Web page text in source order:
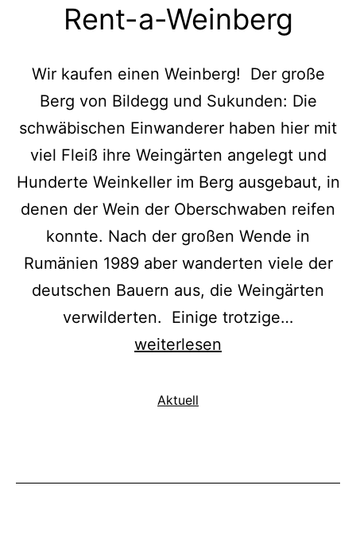
Rent-a-Weinberg
Wir kaufen einen Weinberg! Der große
Berg von Bildegg und Sukunden: Die
schwäbischen Einwanderer haben hier mit
viel Fleiß ihre Weingärten angelegt und
Hunderte Weinkeller im Berg ausgebaut, in
denen der Wein der Oberschwaben reifen
konnte. Nach der großen Wende in
Rumänien 1989 aber wanderten viele der
deutschen Bauern aus, die Weingärten
verwilderten. Einige trotzige…
Rent-
Weinberg
weiterlesen
Kategorisiert
Aktuell